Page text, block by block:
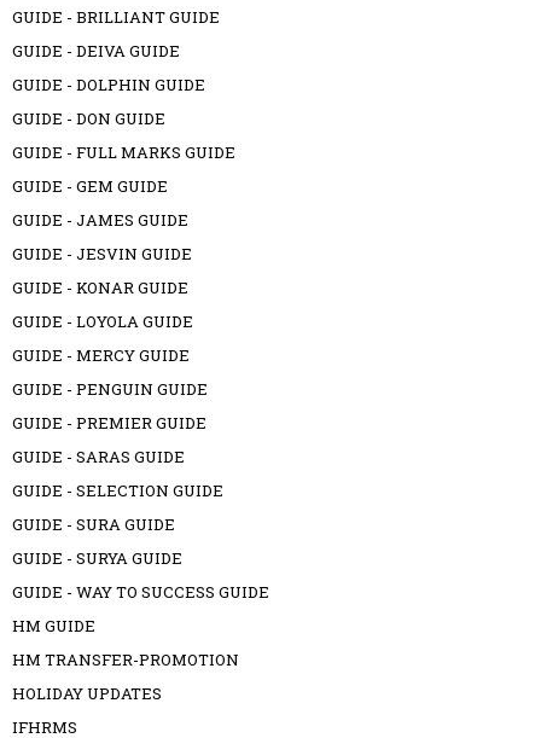
GUIDE - BRILLIANT GUIDE
GUIDE - DEIVA GUIDE
GUIDE - DOLPHIN GUIDE
GUIDE - DON GUIDE
GUIDE - FULL MARKS GUIDE
GUIDE - GEM GUIDE
GUIDE - JAMES GUIDE
GUIDE - JESVIN GUIDE
GUIDE - KONAR GUIDE
GUIDE - LOYOLA GUIDE
GUIDE - MERCY GUIDE
GUIDE - PENGUIN GUIDE
GUIDE - PREMIER GUIDE
GUIDE - SARAS GUIDE
GUIDE - SELECTION GUIDE
GUIDE - SURA GUIDE
GUIDE - SURYA GUIDE
GUIDE - WAY TO SUCCESS GUIDE
HM GUIDE
HM TRANSFER-PROMOTION
HOLIDAY UPDATES
IFHRMS